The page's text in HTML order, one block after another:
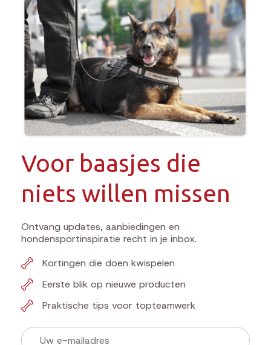
Voor baasjes die
niets willen missen
Ontvang updates, aanbiedingen en
hondensportinspiratie recht in je inbox.
Kortingen die doen kwispelen
Eerste blik op nieuwe producten
Praktische tips voor topteamwerk